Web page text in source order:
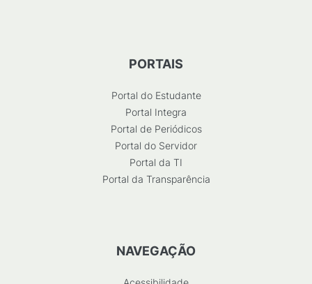
PORTAIS
Portal do Estudante
Portal Integra
Portal de Periódicos
Portal do Servidor
Portal da TI
Portal da Transparência
NAVEGAÇÃO